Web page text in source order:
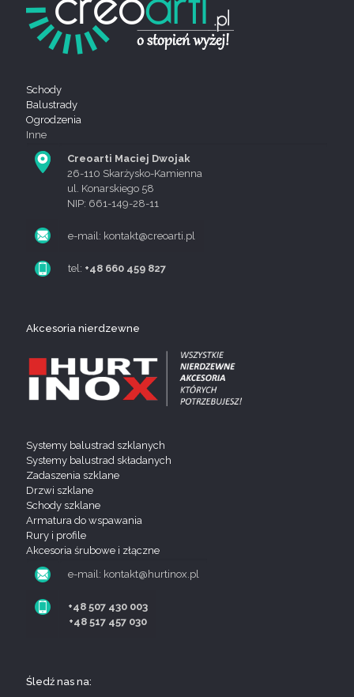
Schody
Balustrady
Ogrodzenia
Inne
Creoarti Maciej Dwojak
26-110 Skarżysko-Kamienna
ul. Konarskiego 58
NIP: 661-149-28-11
e-mail: kontakt@creoarti.pl
tel: +48 660 459 827
Akcesoria nierdzewne
Systemy balustrad szklanych
Systemy balustrad składanych
Zadaszenia szklane
Drzwi szklane
Schody szklane
Armatura do wspawania
Rury i profile
Akcesoria śrubowe i złączne
e-mail: kontakt@hurtinox.pl
+48 507 430 003
+48 517 457 030
Śledź nas na: